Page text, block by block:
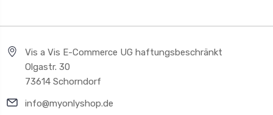
Vis a Vis E-Commerce UG haftungsbeschränkt
Olgastr. 30
73614 Schorndorf
info@myonlyshop.de